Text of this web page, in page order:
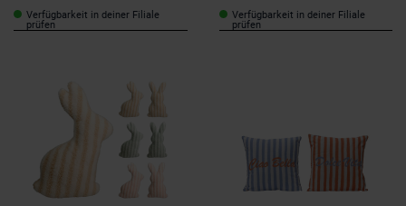
Verfügbarkeit in deiner Filiale
prüfen
Verfügbarkeit in deiner Filiale
prüfen